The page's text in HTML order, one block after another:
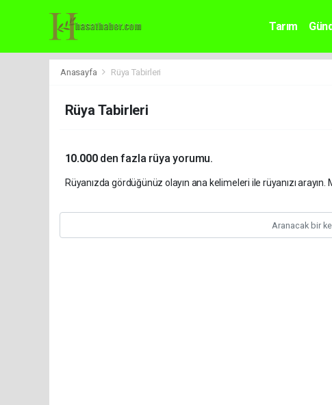
Tarım
Anasayfa Rüya Tabirleri
Rüya Tabirleri
10.000den fazla rüya yorumu.
Rüyanızda gördüğünüz olayın ana kelimeleri ile rüyanızı